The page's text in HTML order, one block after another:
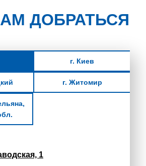
ДОБРАТЬСЯ
г. Киев
г. Житомир
1